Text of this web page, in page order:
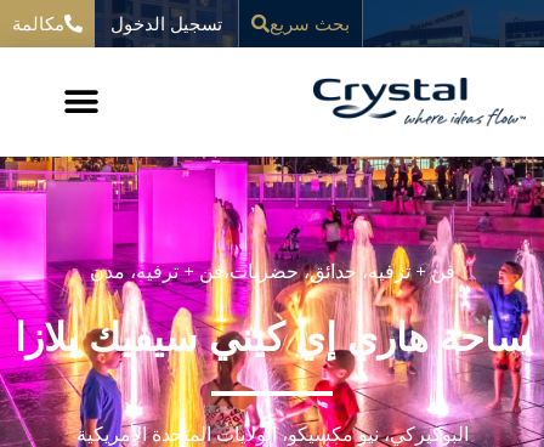
المحتوى
إلى
بحث سريع تسجيل الدخول مكالمة
فن + ترفيه، حدائق، حضريات،فن + ترفيه، مدن
ساحة هاري إي كيني سيفيك بلازا
البوكيركي، نيو مكسيكو، الولايات المتحدة الأمريكية